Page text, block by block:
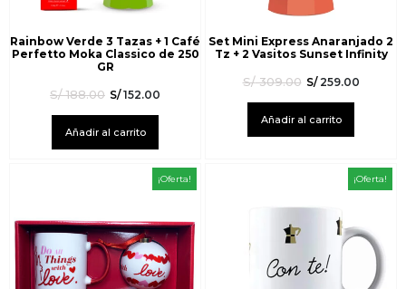
Rainbow Verde 3 Tazas + 1 Café
Perfetto Moka Classico de 250
GR
S/188.00 S/152.00
Añadir al carrito
Set Mini Express Anaranjado 2
Tz + 2 Vasitos Sunset Infinity
S/309.00 S/259.00
Añadir al carrito
¡Oferta! ¡Oferta!